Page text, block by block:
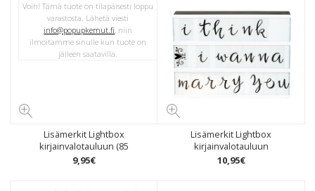
Lisämerkit Lightbox
kirjainvalotauluun (85
9,95€
Voih! Tämä tuote on tilapäisesti loppu
varastosta. Lähetä viesti
info@popupkemut.fi, niin
ilmoitamme sinulle kun tuote on
jälleen saatavilla.
Lisämerkit Lightbox
kirjainvalotauluun
10,95€